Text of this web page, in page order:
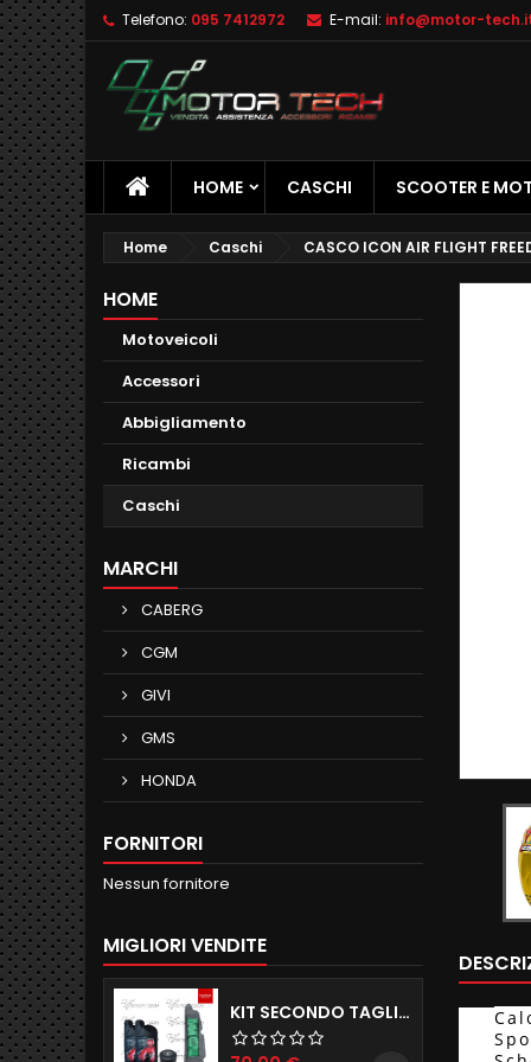
Telefono: 095 7412972 E-mail: info@motor-
HOME CASCHI SCOOTER E
Home Caschi CASCO ICON AIR FLIGHT
HOME
Motoveicoli
Accessori
Abbigliamento
Ricambi
Caschi
MARCHI
CABERG
CGM
GIVI
GMS
HONDA
FORNITORI
Nessun fornitore
MIGLIORI VENDITE
KIT SECONDO TAGLIANDO HONDA SH 350